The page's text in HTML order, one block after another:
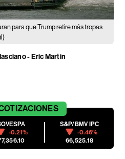
para que Trump retire más tropas
- Eric Martin
-0.21%
S&P/BMV IPC
-0.46%
66,525.18